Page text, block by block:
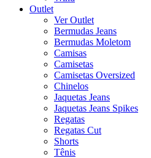
Outlet
Ver Outlet
Bermudas Jeans
Bermudas Moletom
Camisas
Camisetas
Camisetas Oversized
Chinelos
Jaquetas Jeans
Jaquetas Jeans Spikes
Regatas
Regatas Cut
Shorts
Tênis